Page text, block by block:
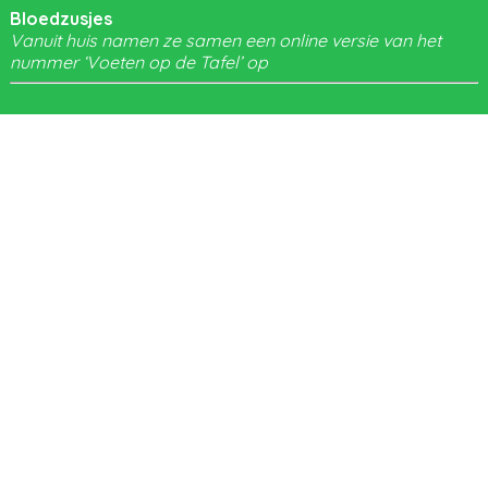
Bloedzusjes
Vanuit huis namen ze samen een online versie van het
nummer ‘Voeten op de Tafel’ op